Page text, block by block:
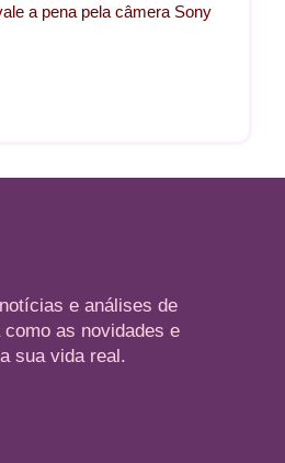
a pena pela câmera Sony
e análises de
as novidades e
sua vida real.